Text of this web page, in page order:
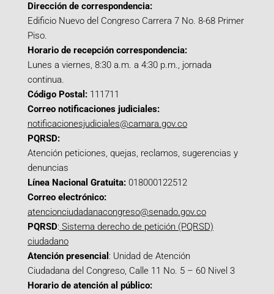
Dirección de correspondencia:
Edificio Nuevo del Congreso Carrera 7 No. 8-68 Primer
Piso.
Horario de recepción correspondencia:
Lunes a viernes, 8:30 a.m. a 4:30 p.m., jornada
continua.
Código Postal: 111711
Correo notificaciones judiciales:
notificacionesjudiciales@camara.gov.co
PQRSD:
Atención peticiones, quejas, reclamos, sugerencias y
denuncias
Línea Nacional Gratuita: 018000122512
Correo electrónico:
atencionciudadanacongreso@senado.gov.co
PQRSD: Sistema derecho de petición (PQRSD)
ciudadano
Atención presencial : Unidad de Atención
Ciudadana del Congreso, Calle 11 No. 5 – 60 Nivel 3
Horario de atención al público: